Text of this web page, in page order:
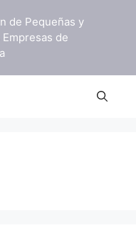
de Pequeñas y
de